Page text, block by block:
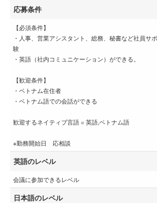
応募条件
【必須条件】
・人事、営業アシスタント、総務、秘書など社員サ
験
・英語（社内コミュニケーション）ができる。
【歓迎条件】
・ベトナム在住者
・ベトナム語での会話ができる
歓迎するネイティブ言語 = 英語,ベトナム語
※勤務開始日 応相談
英語のレベル
会議に参加できるレベル
日本語のレベル